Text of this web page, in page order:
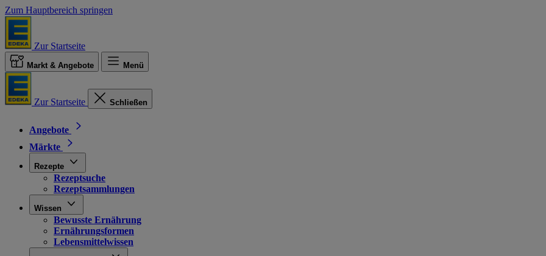
Zum Hauptbereich springen
Zur Startseite
Markt & Angebote Menü
Zur Startseite Schließen
Angebote
Märkte
Rezepte
Rezeptsuche
Rezeptsammlungen
Wissen
Bewusste Ernährung
Ernährungsformen
Lebensmittelwissen